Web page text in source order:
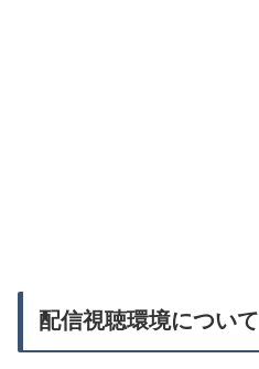
配信視聴環境について